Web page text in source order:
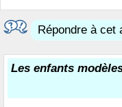
Répondre à cet
Les enfants